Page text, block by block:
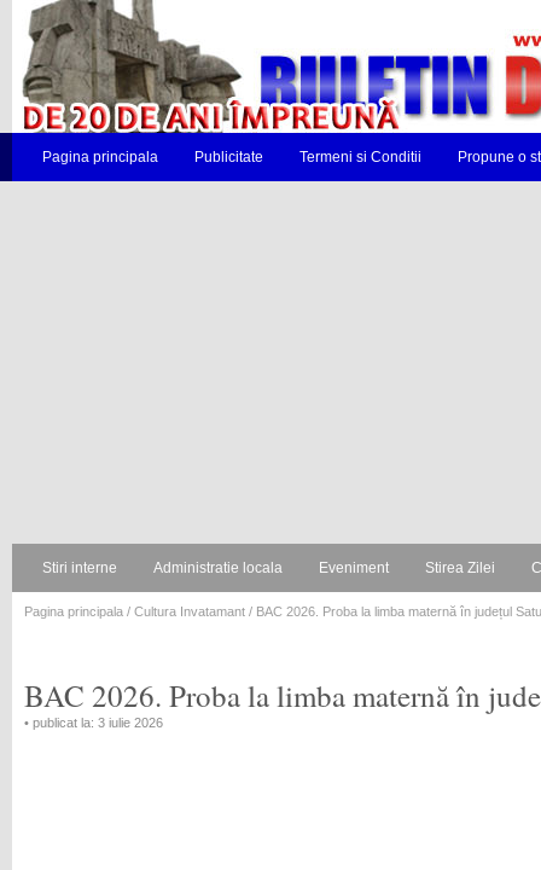
Pagina principala Publicitate Termeni si Conditii Propune o
Stiri interne Administratie locala Eveniment Stirea Zilei
Pagina principala / Cultura Invatamant / BAC 2026. Proba la limba maternă în județul
BAC 2026. Proba la limba maternă în
• publicat la: 3 iulie 2026